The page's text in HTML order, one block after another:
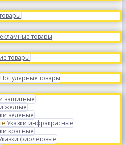
товары
товары
Популярные товары
защитные
желтые
зелёные
Указки инфракрасные
красные
фиолетовые